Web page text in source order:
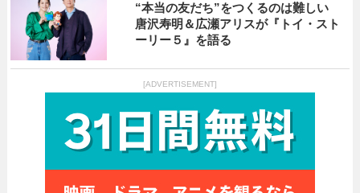
“本当の友だち”をつくるのは難しい
唐沢寿明＆広瀬アリスが『トイ・スト
ーリー５』を語る
[ADVERTISEMENT]